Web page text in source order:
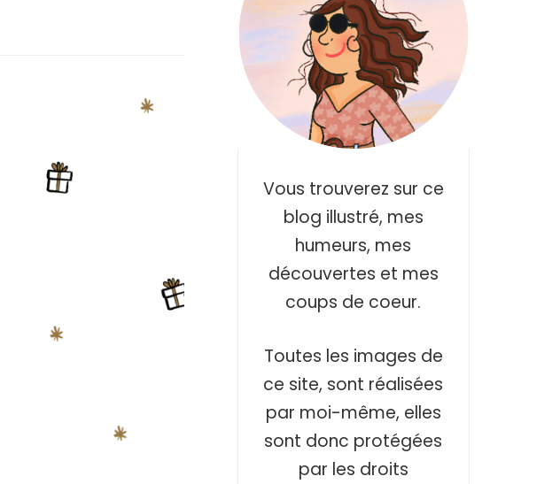
Vous trouverez sur ce
blog illustré, mes
humeurs, mes
découvertes et mes
coups de coeur.
Toutes les images de
ce site, sont réalisées
par moi-même, elles
sont donc protégées
par les droits